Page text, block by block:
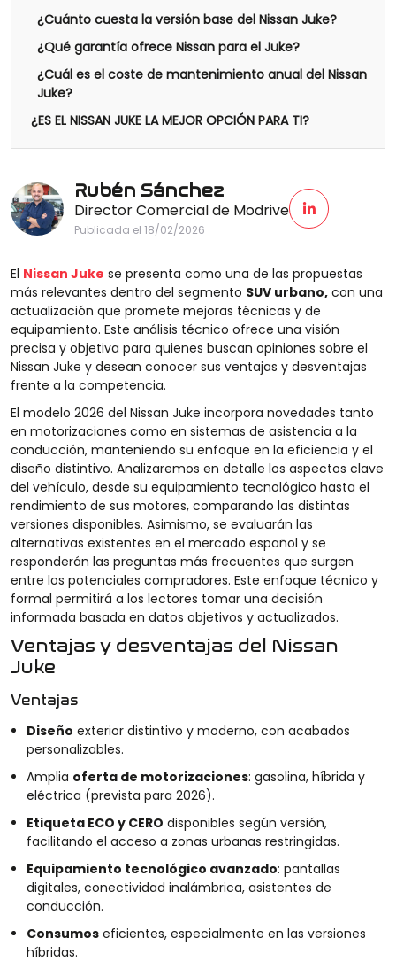
¿Cuánto cuesta la versión base del Nissan Juke?
¿Qué garantía ofrece Nissan para el Juke?
¿Cuál es el coste de mantenimiento anual del Nissan
Juke?
¿ES EL NISSAN JUKE LA MEJOR OPCIÓN PARA TI?
Rubén Sánchez
Director Comercial de Modrive
Publicada el 18/02/2026
El Nissan Juke se presenta como una de las propuestas
más relevantes dentro del segmento SUV urbano, con una
actualización que promete mejoras técnicas y de
equipamiento. Este análisis técnico ofrece una visión
precisa y objetiva para quienes buscan opiniones sobre el
Nissan Juke y desean conocer sus ventajas y desventajas
frente a la competencia.
El modelo 2026 del Nissan Juke incorpora novedades tanto
en motorizaciones como en sistemas de asistencia a la
conducción, manteniendo su enfoque en la eficiencia y el
diseño distintivo. Analizaremos en detalle los aspectos clave
del vehículo, desde su equipamiento tecnológico hasta el
rendimiento de sus motores, comparando las distintas
versiones disponibles. Asimismo, se evaluarán las
alternativas existentes en el mercado español y se
responderán las preguntas más frecuentes que surgen
entre los potenciales compradores. Este enfoque técnico y
formal permitirá a los lectores tomar una decisión
informada basada en datos objetivos y actualizados.
Ventajas y desventajas del Nissan
Juke
Ventajas
Diseño exterior distintivo y moderno, con acabados
personalizables.
Amplia oferta de motorizaciones: gasolina, híbrida y
eléctrica (prevista para 2026).
Etiqueta ECO y CERO disponibles según versión,
facilitando el acceso a zonas urbanas restringidas.
Equipamiento tecnológico avanzado: pantallas
digitales, conectividad inalámbrica, asistentes de
conducción.
Consumos eficientes, especialmente en las versiones
híbridas.